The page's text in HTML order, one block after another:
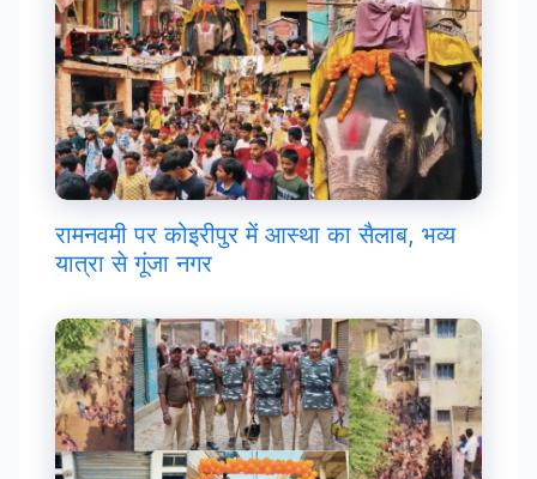
रामनवमी पर कोइरीपुर में आस्था का सैलाब, भव्य
यात्रा से गूंजा नगर